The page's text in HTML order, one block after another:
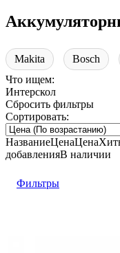
Makita Bosch
Что ищем:
Интерскол
Сбросить фильтры
Сортировать:
НазваниеЦенаЦена
добавленияВ наличии
Фильтры